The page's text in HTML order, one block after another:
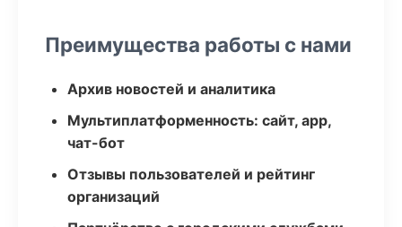
Преимущества работы с нами
Архив новостей и аналитика
Мультиплатформенность: сайт, app,
чат-бот
Отзывы пользователей и рейтинг
организаций